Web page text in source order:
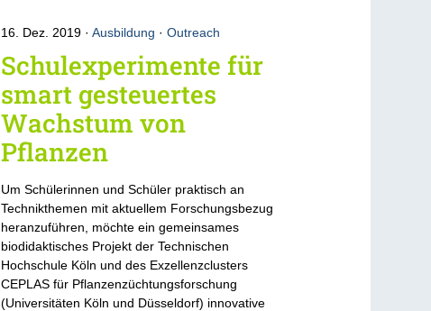
16. Dez. 2019 Ausbildung · Outreach
Schulexperimente für
smart gesteuertes
Wachstum von
Pflanzen
Um Schülerinnen und Schüler praktisch an
Technikthemen mit aktuellem Forschungsbezug
heranzuführen, möchte ein gemeinsames
biodidaktisches Projekt der Technischen
Hochschule Köln und des Exzellenzclusters
CEPLAS für Pflanzenzüchtungsforschung
(Universitäten Köln und Düsseldorf) innovative